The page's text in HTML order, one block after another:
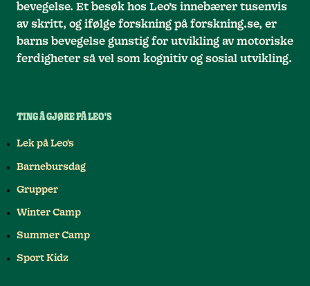
bevegelse. Et besøk hos Leo’s innebærer tusenvis
av skritt, og ifølge forskning på forskning.se, er
barns bevegelse gunstig for utvikling av motoriske
ferdigheter så vel som kognitiv og sosial utvikling.
TING Å GJØRE PÅ LEO'S
Lek på Leo's
Barnebursdag
Grupper
Winter Camp
Summer Camp
Sport Kidz